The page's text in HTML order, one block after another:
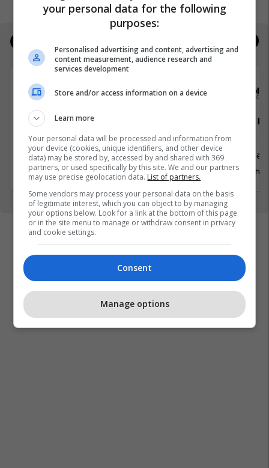
Solace Management Ltd
Sales Development and Marketing
Manager
Prishtinë
29 Gusht 2026
Property
Prishtinë
29 Gusht
your personal data for the following
purposes:
Personalised advertising and content, advertising and
content measurement, audience research and
services development
Store and/or access information on a device
Learn more
Your personal data will be processed and information from
your device (cookies, unique identifiers, and other device
data) may be stored by, accessed by and shared with 369
partners, or used specifically by this site. We and our partners
may use precise geolocation data. List of partners.
Some vendors may process your personal data on the basis
of legitimate interest, which you can object to by managing
your options below. Look for a link at the bottom of this page
or in the site menu to manage or withdraw consent in privacy
and cookie settings.
Consent
Manage options